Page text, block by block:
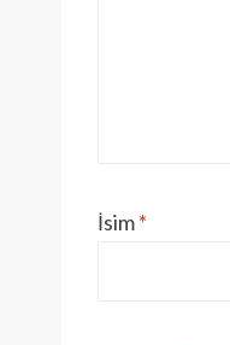
İsim*